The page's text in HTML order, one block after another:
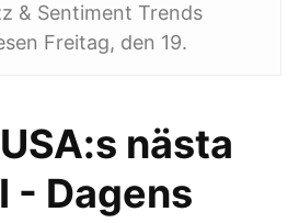
& Sentiment Trends
Freitag, den 19.
nästa
- Dagens